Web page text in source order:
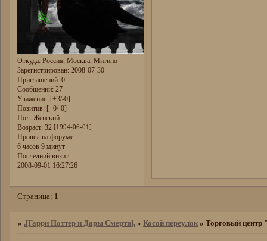
Откуда:Россия, Москва, Митино
Зарегистрирован: 2008-07-30
Приглашений:0
Сообщений:27
Уважение: [+3/-0]
Позитив: [+0/-0]
Пол:Женский
Возраст:32 [1994-06-01]
Провел на форуме:
6 часов 9 минут
Последний визит:
2008-09-01 16:27:26
Страница: 1
» .[Гарри Поттер и Дары Смерти]. » Косой переулок » Торговый